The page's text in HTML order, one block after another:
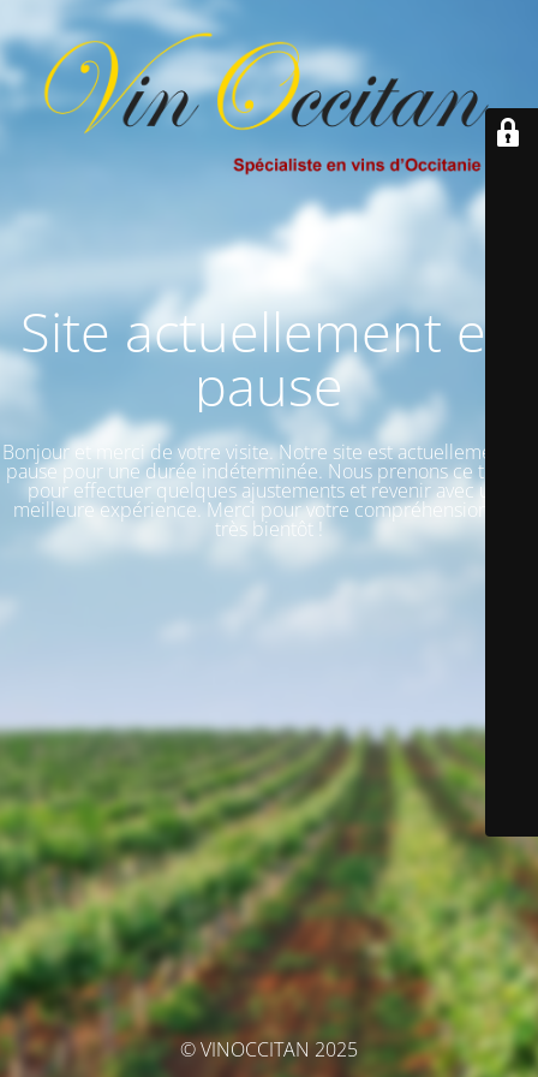
Site actuellement en
pause
Bonjour et merci de votre visite. Notre site est actuellement en
pause pour une durée indéterminée. Nous prenons ce temps
pour effectuer quelques ajustements et revenir avec une
meilleure expérience. Merci pour votre compréhension et à
très bientôt !
© VINOCCITAN 2025